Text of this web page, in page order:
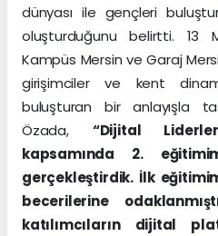
dünyası ile gençleri
oluşturduğunu belirtti. 13
Kampüs Mersin ve Garaj
girişimciler ve kent
buluşturan bir anlayışla
Özada, “Dijital
kapsamında 2.
gerçekleştirdik. İlk
becerilerine
katılımcıların dijital